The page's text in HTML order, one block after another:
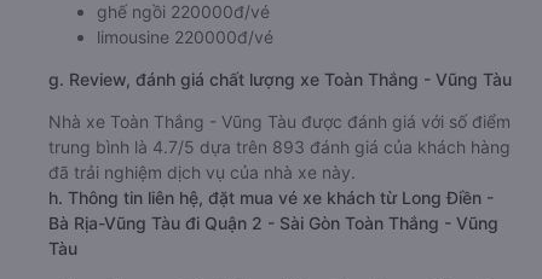
ghế ngồi 220000đ/vé
limousine 220000đ/vé
g. Review, đánh giá chất lượng xe Toàn Thắng - Vũng Tàu
Nhà xe Toàn Thắng - Vũng Tàu được đánh giá với số điểm
trung bình là 4.7/5 dựa trên 893 đánh giá của khách hàng
đã trải nghiệm dịch vụ của nhà xe này.
h. Thông tin liên hệ, đặt mua vé xe khách từ Long Điền -
Bà Rịa-Vũng Tàu đi Quận 2 - Sài Gòn Toàn Thắng - Vũng
Tàu